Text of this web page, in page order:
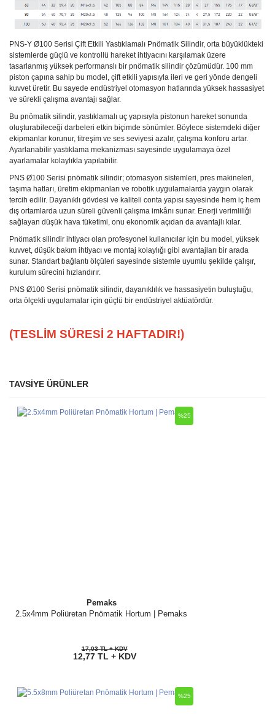
PNS-Y Ø100 Serisi Çift Etkili Yastıklamalı Pnömatik Silindir, orta büyüklükteki
sistemlerde güçlü ve kontrollü hareket ihtiyacını karşılamak üzere
tasarlanmış yüksek performanslı bir pnömatik silindir çözümüdür. 100 mm
piston çapına sahip bu model, çift etkili yapısıyla ileri ve geri yönde dengeli
kuvvet üretir. Bu sayede endüstriyel otomasyon hatlarında yüksek hassasiyet
ve sürekli çalışma avantajı sağlar.
Bu pnömatik silindir, yastıklamalı uç yapısıyla pistonun hareket sonunda
oluşturabileceği darbeleri etkin biçimde sönümler. Böylece sistemdeki diğer
ekipmanlar korunur, titreşim ve ses seviyesi azalır, çalışma konforu artar.
Ayarlanabilir yastıklama mekanizması sayesinde uygulamaya özel
ayarlamalar kolaylıkla yapılabilir.
PNS Ø100 Serisi pnömatik silindir; otomasyon sistemleri, pres makineleri,
taşıma hatları, üretim ekipmanları ve robotik uygulamalarda yaygın olarak
tercih edilir. Dayanıklı gövdesi ve kaliteli conta yapısı sayesinde hem iç hem
dış ortamlarda uzun süreli güvenli çalışma imkânı sunar. Enerji verimliliği
sağlayan düşük hava tüketimi, onu ekonomik açıdan da avantajlı kılar.
Pnömatik silindir ihtiyacı olan profesyonel kullanıcılar için bu model, yüksek
kuvvet, düşük bakım ihtiyacı ve montaj kolaylığı gibi avantajları bir arada
sunar. Standart bağlantı ölçüleri sayesinde sistemle uyumlu şekilde çalışır,
kurulum sürecini hızlandırır.
PNS Ø100 Serisi pnömatik silindir, dayanıklılık ve hassasiyetin buluştuğu,
orta ölçekli uygulamalar için güçlü bir endüstriyel aktüatördür.
(TESLİM SÜRESİ 2 HAFTADIR!)
TAVSİYE ÜRÜNLER
Pemaks
2.5x4mm Poliüretan Pnömatik Hortum | Pemaks
%25
17,03 TL + KDV
12,77 TL + KDV
%25